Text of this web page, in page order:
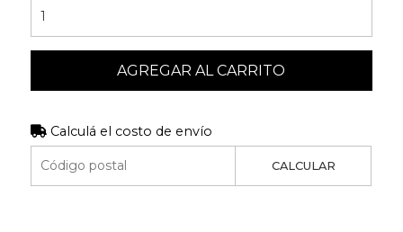
AGREGAR AL CARRITO
Calculá el costo de envío
CALCULAR